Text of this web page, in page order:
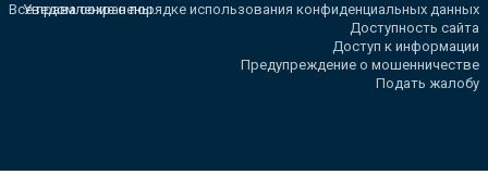
Все права сохранены.
Уведомление о порядке использования конфиденциальных данных
Доступность сайта
Доступ к информации
Предупреждение о мошенничестве
Подать жалобу